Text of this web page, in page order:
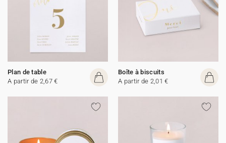
Plan de table
A partir de 2,67 €
Boîte à biscuits
A partir de 2,01 €